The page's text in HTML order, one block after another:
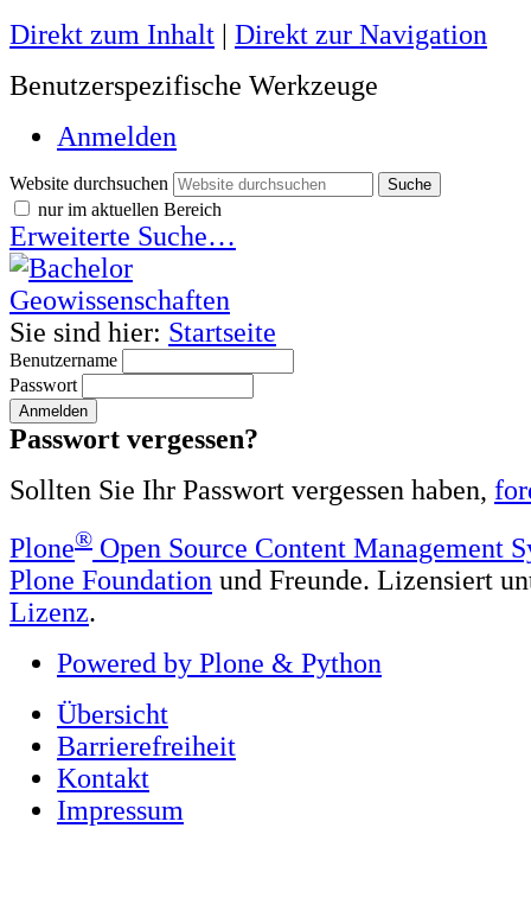
Direkt zum Inhalt | Direkt zur Navigation
Benutzerspezifische Werkzeuge
Anmelden
Website durchsuchen
nur im aktuellen Bereich
Erweiterte Suche…
Sie sind hier: Startseite
Benutzername
Passwort
Passwort vergessen?
Sollten Sie Ihr Passwort vergessen haben,
Plone® Open Source Content Management
Plone Foundation und Freunde. Lizensiert
Lizenz.
Powered by Plone & Python
Übersicht
Barrierefreiheit
Kontakt
Impressum